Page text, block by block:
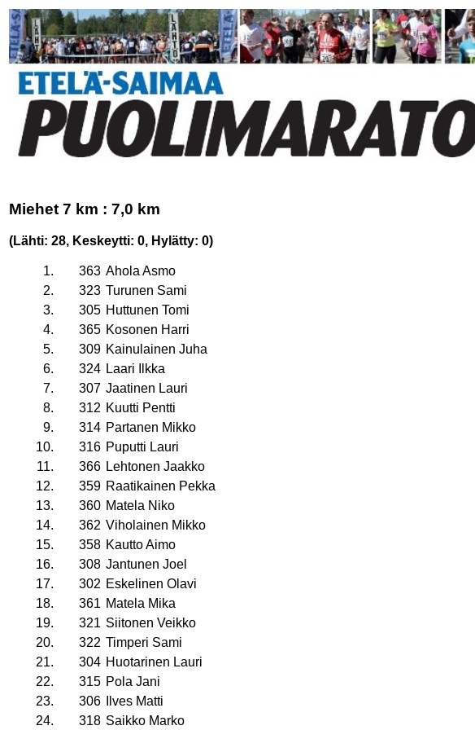
Miehet 7 km : 7,0 km
(Lähti: 28, Keskeytti: 0, Hylätty: 0)
1. 363 Ahola Asmo
2.
323 Turunen Sami
3.
305 Huttunen Tomi
4.
365 Kosonen Harri
5.
309 Kainulainen Juha
6.
324 Laari Ilkka
7.
307 Jaatinen Lauri
8.
312 Kuutti Pentti
9.
314 Partanen Mikko
10.
316 Puputti Lauri
11.
366 Lehtonen Jaakko
12.
359 Raatikainen Pekka
13.
360 Matela Niko
14.
362 Viholainen Mikko
15.
358 Kautto Aimo
16.
308 Jantunen Joel
17.
302 Eskelinen Olavi
18.
361 Matela Mika
19.
321 Siitonen Veikko
20.
322 Timperi Sami
21.
304 Huotarinen Lauri
22.
315 Pola Jani
23.
306 Ilves Matti
24.
318 Saikko Marko